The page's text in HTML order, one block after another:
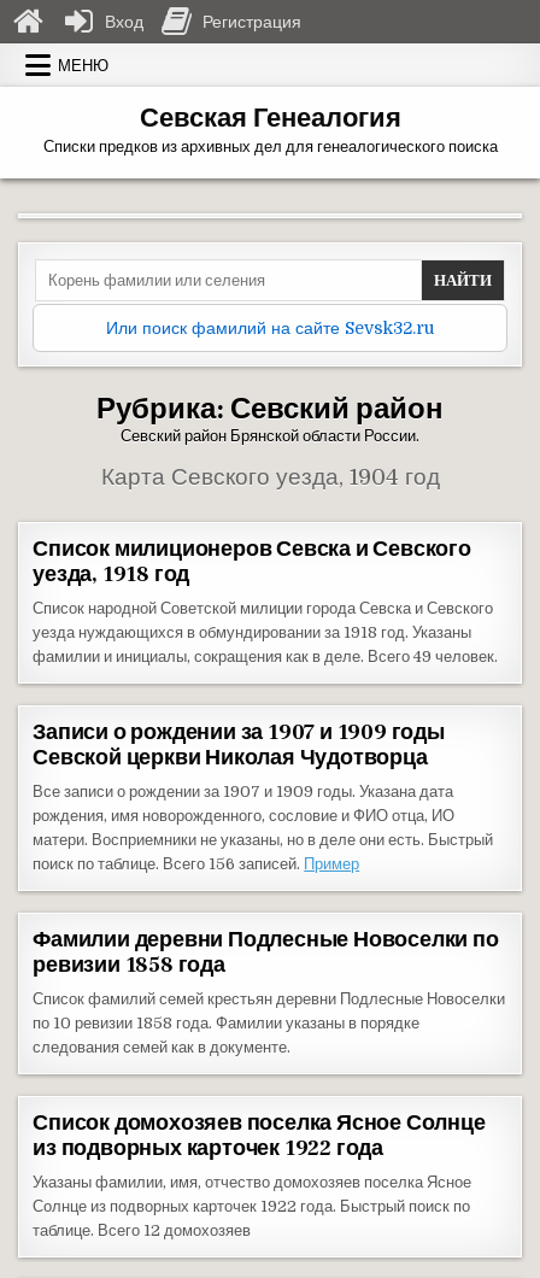
Перейти к содержимому
МЕНЮ
Севская Генеалогия
Списки предков из архивных дел для генеалогического поиска
Search for:
Или поиск фамилий на сайте Sevsk32.ru
Рубрика: Севский район
Севский район Брянской области России.
Карта Севского уезда, 1904 год
Список милиционеров Севска и Севского
уезда, 1918 год
Список народной Советской милиции города Севска и Севского
уезда нуждающихся в обмундировании за 1918 год. Указаны
фамилии и инициалы, сокращения как в деле. Всего 49 человек.
Записи о рождении за 1907 и 1909 годы
Севской церкви Николая Чудотворца
Все записи о рождении за 1907 и 1909 годы. Указана дата
рождения, имя новорожденного, сословие и ФИО отца, ИО
матери. Восприемники не указаны, но в деле они есть. Быстрый
поиск по таблице. Всего 156 записей. Пример
Фамилии деревни Подлесные Новоселки по
ревизии 1858 года
Список фамилий семей крестьян деревни Подлесные Новоселки
по 10 ревизии 1858 года. Фамилии указаны в порядке
следования семей как в документе.
Список домохозяев поселка Ясное Солнце
из подворных карточек 1922 года
Указаны фамилии, имя, отчество домохозяев поселка Ясное
Солнце из подворных карточек 1922 года. Быстрый поиск по
таблице. Всего 12 домохозяев
Вход Регистрация